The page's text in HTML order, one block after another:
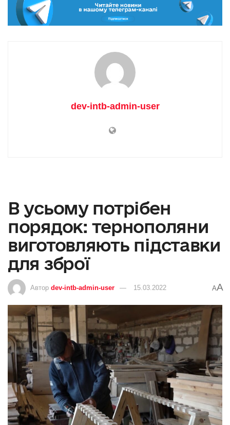
dev-intb-admin-user
В усьому потрібен
порядок: тернополяни
виготовляють підставки
для зброї
Автор dev-intb-admin-user 15.03.2022 AA